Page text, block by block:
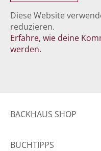
Diese Website
reduzieren.
Erfahre, wie deine
werden.
BACKHAUS SHOP
BUCHTIPPS